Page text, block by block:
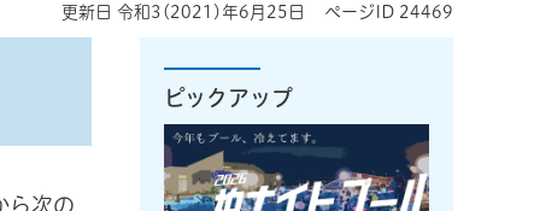
更新日 令和3(2021)年6月25日 ページID 24469
ら次の
ピックアップ